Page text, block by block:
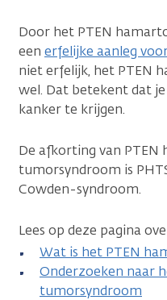
Door het PTEN
een erfelijke aanleg
niet erfelijk, het PTEN
wel. Dat betekent dat
kanker te krijgen.
De afkorting van PTEN
tumorsyndroom is
Cowden-syndroom.
Lees op deze pagina
Wat is het PTEN
Onderzoeken naar
tumorsyndroom